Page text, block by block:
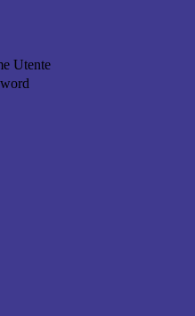
Utente